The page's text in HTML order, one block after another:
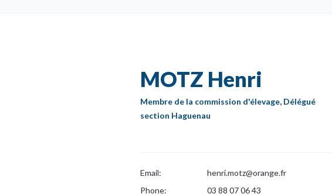
MOTZ Henri
Membre de la commission d'élevage, Délégué
section Haguenau
Email:
henri.motz@orange.fr
Phone:
03 88 07 06 43